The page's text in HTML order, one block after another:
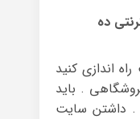
ده
اندازی کنید
. باید
. داشتن سایت